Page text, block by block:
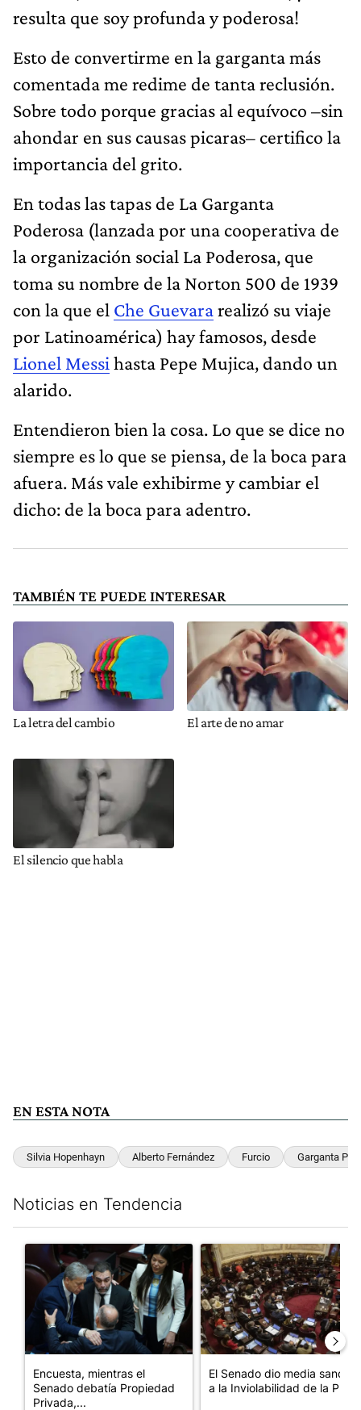
resulta que soy profunda y poderosa!
Esto de convertirme en la garganta más
comentada me redime de tanta reclusión.
Sobre todo porque gracias al equívoco –sin
ahondar en sus causas picaras– certifico la
importancia del grito.
En todas las tapas de La Garganta
Poderosa (lanzada por una cooperativa de
la organización social La Poderosa, que
toma su nombre de la Norton 500 de 1939
con la que el Che Guevararealizó su viaje
por Latinoamérica) hay famosos, desde
Lionel Messi hasta Pepe Mujica, dando un
alarido.
Entendieron bien la cosa. Lo que se dice no
siempre es lo que se piensa, de la boca para
afuera. Más vale exhibirme y cambiar el
dicho: de la boca para adentro.
TAMBIÉN TE PUEDE INTERESAR
La letra del cambio El arte de no amar
El silencio que habla
EN ESTA NOTA
Silvia Hopenhayn Alberto Fernández Furcio Garganta
Noticias en Tendencia
Un artículo de tendencia con el título "Encuesta, mientras el
Encuesta, mientras el
Senado debatía Propiedad
Privada,...
Un artículo de tendencia con
El Senado dio media sanción
a la Inviolabilidad de la P...